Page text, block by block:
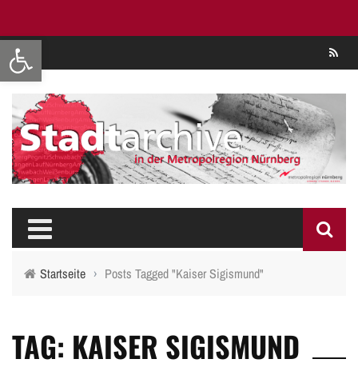
Werkzeugleiste öffnen
Startseite › Posts Tagged "Kaiser Sigismund"
TAG: KAISER SIGISMUND